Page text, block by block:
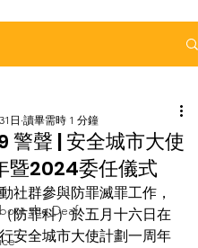
the Deaf
聲 | 安全城市大使
暨2024委任儀式
日 讀畢需時 1 分鐘
社群參與防罪滅罪工作，
防罪科）於五月十六日在
安全城市大使計劃一周年